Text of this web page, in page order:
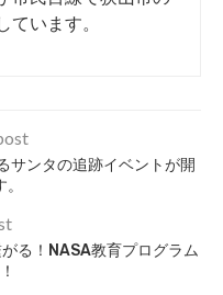
ています。
サンタの追跡イベントが開
る！NASA教育プログラム